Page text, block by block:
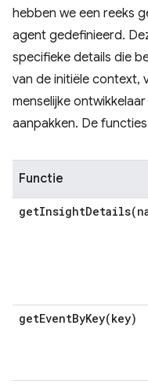
hebben we een reeks
agent gedefinieerd.
specifieke details die
van de initiële context,
menselijke
aanpakken. De
Functie
getInsightDetails(
getEventByKey(key)